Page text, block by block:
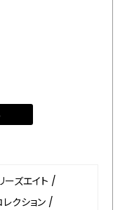
ーズエイト /
クション /